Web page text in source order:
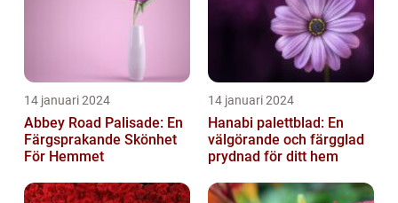
14 januari 2024
Abbey Road Palisade: En
Färgsprakande Skönhet
För Hemmet
14 januari 2024
Hanabi palettblad: En
välgörande och färgglad
prydnad för ditt hem